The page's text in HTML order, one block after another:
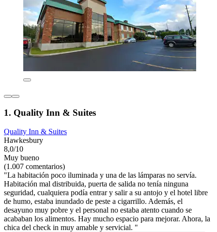
1. Quality Inn & Suites
Quality Inn & Suites
Hawkesbury
8,0/10
Muy bueno
(1.007 comentarios)
"La habitación poco iluminada y una de las lámparas no servía.
Habitación mal distribuida, puerta de salida no tenía ninguna
seguridad, cualquiera podía entrar y salir a su antojo y el hotel libre
de humo, estaba inundado de peste a cigarrillo. Además, el
desayuno muy pobre y el personal no estaba atento cuando se
acababan los alimentos. Hay mucho espacio para mejorar. Ahora, la
chica del check in muy amable y servicial. "